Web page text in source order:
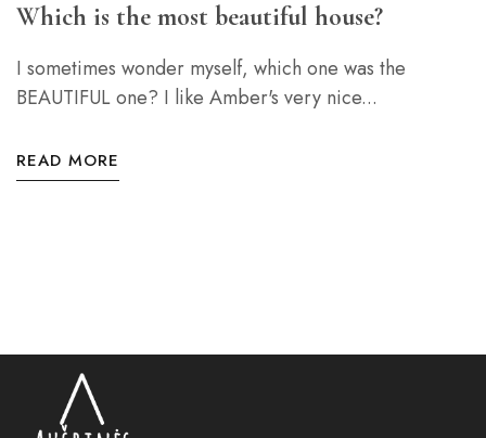
Which is the most beautiful house?
I sometimes wonder myself, which one was the
BEAUTIFUL one? I like Amber's very nice...
READ MORE